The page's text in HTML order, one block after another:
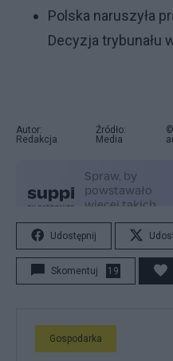
Polska naruszyła
Decyzja trybunału
Autor:
Redakcja
Źródło:
Media
Udostępnij
Skomentuj 19
Gospodarka